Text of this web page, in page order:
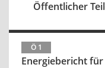
Öffentlicher
Ö 1
Energiebericht für